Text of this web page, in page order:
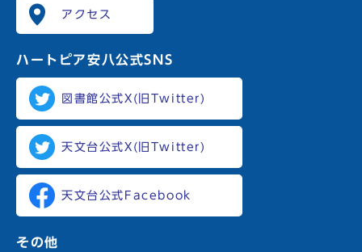
アクセス
ハートピア安八公式SNS
図書館公式X(旧Twitter)
天文台公式X(旧Twitter)
天文台公式Facebook
その他